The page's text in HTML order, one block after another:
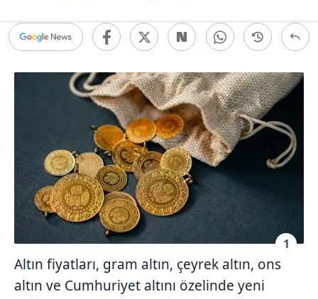
1
Altın fiyatları, gram altın, çeyrek altın, ons
altın ve Cumhuriyet altını özelinde yeni